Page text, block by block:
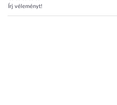
Írj véleményt!